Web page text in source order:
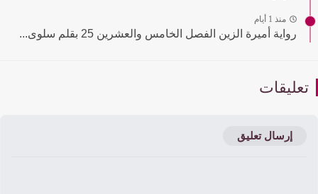
منذ 1 أيام
رواية أميرة الزين الفصل الخامس والعشرين 25 بقلم سلوى...
إرسال تعليق